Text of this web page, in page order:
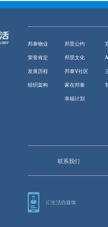
邦泰物业
荣誉肯定
发展历程
组织架构
邦里公约
邦里文化
邦泰V社区
家在邦泰
幸福计划
联系我们
汇生活自媒体